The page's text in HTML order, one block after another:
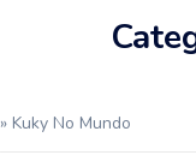
» Kuky No Mundo